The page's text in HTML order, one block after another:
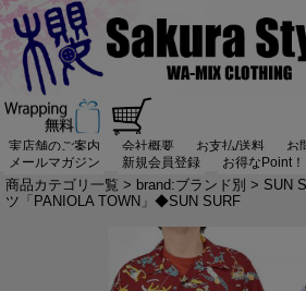
実店舗のご案内 会社概要 お支払/送料
お
メールマガジン
新規会員登録 お得なPoint！
商品カテゴリ一覧 > brand:ブランド別 > SUN
ツ「PANIOLA TOWN」◆SUN SURF